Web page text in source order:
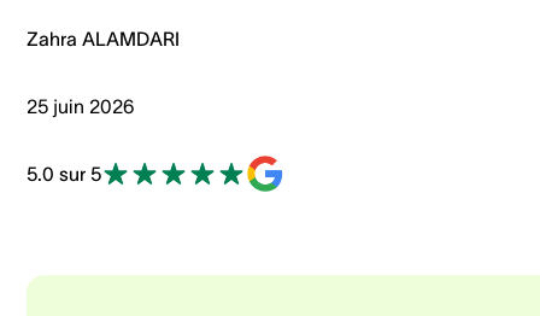
Zahra ALAMDARI
25 juin 2026
5.0 sur 5